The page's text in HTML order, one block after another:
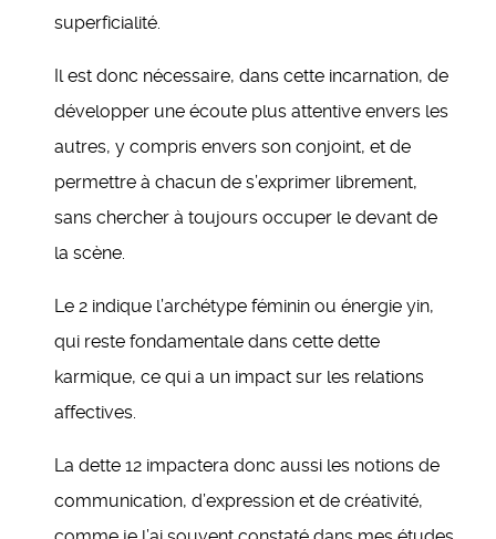
superficialité.
Il est donc nécessaire, dans cette incarnation, de
développer une écoute plus attentive envers les
autres, y compris envers son conjoint, et de
permettre à chacun de s’exprimer librement,
sans chercher à toujours occuper le devant de
la scène.
Le 2 indique l’archétype féminin ou énergie yin,
qui reste fondamentale dans cette dette
karmique, ce qui a un impact sur les relations
affectives.
La dette 12 impactera donc aussi les notions de
communication, d’expression et de créativité,